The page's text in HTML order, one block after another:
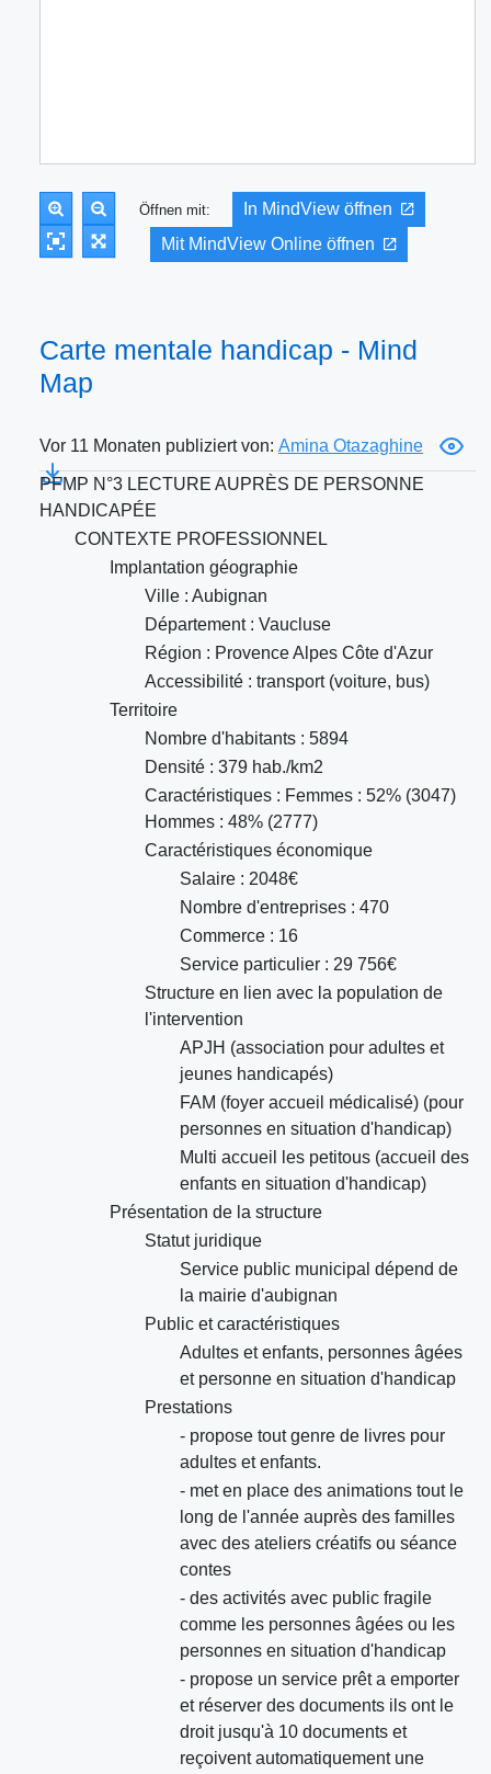
Öffnen mit:
In MindView öffnen
Mit MindView Online öffnen
Carte mentale handicap - Mind
Map
Vor 11 Monaten publiziert von: Amina Otazaghine
PFMP N°3 LECTURE AUPRÈS DE PERSONNE
HANDICAPÉE
CONTEXTE PROFESSIONNEL
Implantation géographie
Ville : Aubignan
Département : Vaucluse
Région : Provence Alpes Côte d'Azur
Accessibilité : transport (voiture, bus)
Territoire
Nombre d'habitants : 5894
Densité : 379 hab./km2
Caractéristiques : Femmes : 52% (3047)
Hommes : 48% (2777)
Caractéristiques économique
Salaire : 2048€
Nombre d'entreprises : 470
Commerce : 16
Service particulier : 29 756€
Structure en lien avec la population de
l'intervention
APJH (association pour adultes et
jeunes handicapés)
FAM (foyer accueil médicalisé) (pour
personnes en situation d'handicap)
Multi accueil les petitous (accueil des
enfants en situation d'handicap)
Présentation de la structure
Statut juridique
Service public municipal dépend de
la mairie d'aubignan
Public et caractéristiques
Adultes et enfants, personnes âgées
et personne en situation d'handicap
Prestations
- propose tout genre de livres pour
adultes et enfants.
- met en place des animations tout le
long de l'année auprès des familles
avec des ateliers créatifs ou séance
contes
- des activités avec public fragile
comme les personnes âgées ou les
personnes en situation d'handicap
- propose un service prêt a emporter
et réserver des documents ils ont le
droit jusqu'à 10 documents et
reçoivent automatiquement une